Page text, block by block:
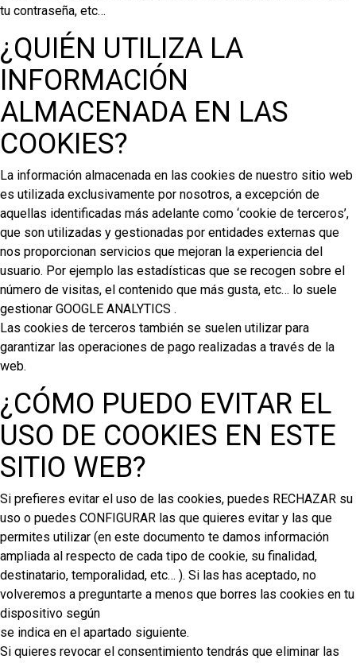
tu contraseña, etc…
¿QUIÉN UTILIZA LA
INFORMACIÓN
ALMACENADA EN LAS
COOKIES?
La información almacenada en las cookies de nuestro sitio web
es utilizada exclusivamente por nosotros, a excepción de
aquellas identificadas más adelante como ‘cookie de terceros’,
que son utilizadas y gestionadas por entidades externas que
nos proporcionan servicios que mejoran la experiencia del
usuario. Por ejemplo las estadísticas que se recogen sobre el
número de visitas, el contenido que más gusta, etc… lo suele
gestionar GOOGLE ANALYTICS .
Las cookies de terceros también se suelen utilizar para
garantizar las operaciones de pago realizadas a través de la
web.
¿CÓMO PUEDO EVITAR EL
USO DE COOKIES EN ESTE
SITIO WEB?
Si prefieres evitar el uso de las cookies, puedes RECHAZAR su
uso o puedes CONFIGURAR las que quieres evitar y las que
permites utilizar (en este documento te damos información
ampliada al respecto de cada tipo de cookie, su finalidad,
destinatario, temporalidad, etc… ). Si las has aceptado, no
volveremos a preguntarte a menos que borres las cookies en tu
dispositivo según
se indica en el apartado siguiente.
Si quieres revocar el consentimiento tendrás que eliminar las